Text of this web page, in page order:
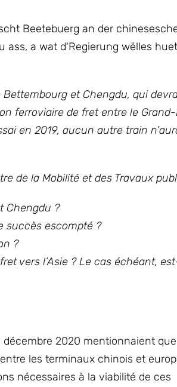
Beetebuerg an der
ass, a wat d'Regierung wëlles
et Chengdu, qui
ferroviaire de fret entre le
en 2019, aucun autre train
de la Mobilité et des Travaux
Chengdu ?
succès escompté ?
?
vers l’Asie ? Le cas échéant,
2020 mentionnaient
les terminaux chinois et
nécessaires à la viabilité de ces